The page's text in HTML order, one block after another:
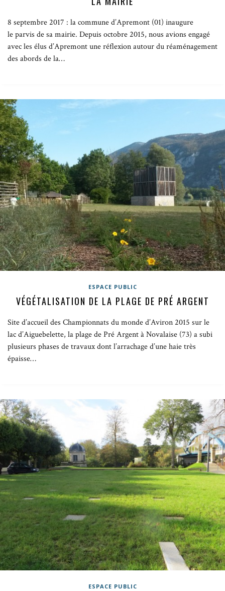
8 septembre 2017 : la commune d’Apremont (01) inaugure
le parvis de sa mairie. Depuis octobre 2015, nous avions engagé
avec les élus d’Apremont une réflexion autour du réaménagement
des abords de la…
ESPACE PUBLIC
VÉGÉTALISATION DE LA PLAGE DE PRÉ ARGENT
Site d’accueil des Championnats du monde d’Aviron 2015 sur le
lac d’Aiguebelette, la plage de Pré Argent à Novalaise (73) a subi
plusieurs phases de travaux dont l’arrachage d’une haie très
épaisse…
ESPACE PUBLIC